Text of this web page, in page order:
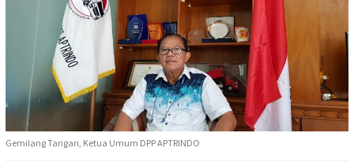
Gemilang Tarigan, Ketua Umum DPP APTRINDO